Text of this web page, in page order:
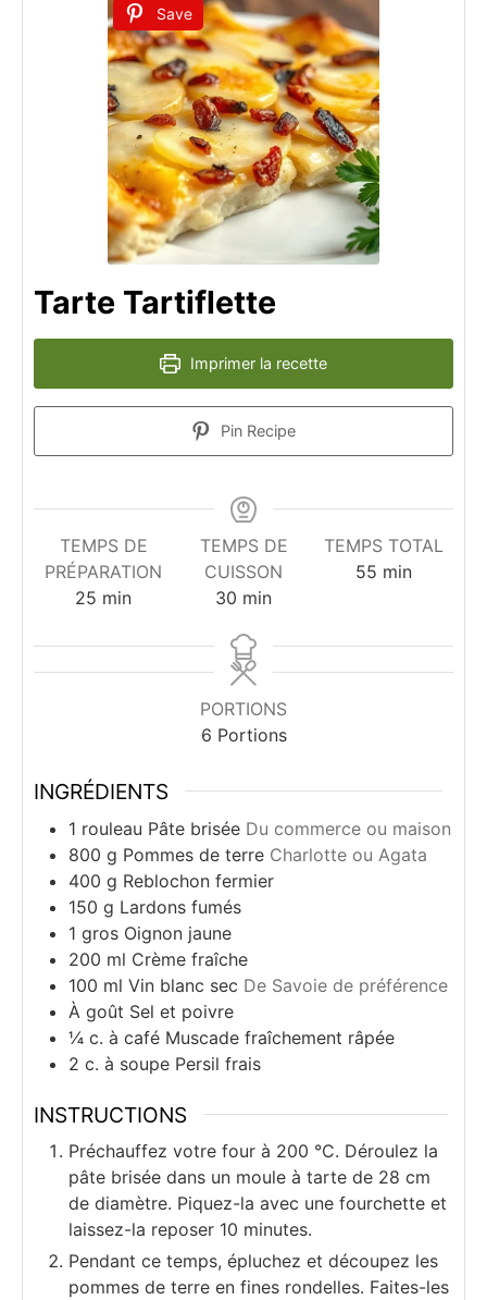
Save
Tarte Tartiflette
Imprimer la recette
Pin Recipe
TEMPS DE
PRÉPARATION
25 minutes
min
TEMPS DE
CUISSON
30 minutes
min
TEMPS TOTAL
55minutes
min
PORTIONS
6 Portions
INGRÉDIENTS
1 rouleau Pâte brisée Du commerce ou maison
800 g Pommes de terre Charlotte ou Agata
400 g Reblochon fermier
150 g Lardons fumés
1 gros Oignon jaune
200 ml Crème fraîche
100 ml Vin blanc sec De Savoie de préférence
À goût Sel et poivre
¼ c. à café Muscade fraîchement râpée
2 c. à soupe Persil frais
INSTRUCTIONS
Préchauffez votre four à 200 °C. Déroulez la
pâte brisée dans un moule à tarte de 28 cm
de diamètre. Piquez-la avec une fourchette et
laissez-la reposer 10 minutes.
Pendant ce temps, épluchez et découpez les
pommes de terre en fines rondelles. Faites-les